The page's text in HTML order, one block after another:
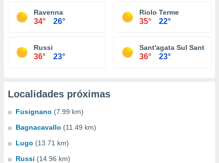
Ravenna
34° 26°
Riolo Terme
35° 22°
Russi
36° 23°
Sant'agata Sul Santerno
36° 23°
Localidades próximas
Fusignano (7.99 km)
Bagnacavallo (11.49 km)
Lugo (13.71 km)
Russi (14.96 km)